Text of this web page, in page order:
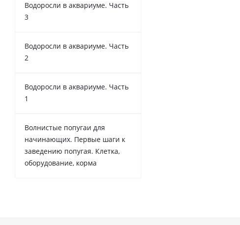
Водоросли в аквариуме. Часть
3
Водоросли в аквариуме. Часть
2
Водоросли в аквариуме. Часть
1
Волнистые попугаи для
начинающих. Первые шаги к
заведению попугая. Клетка,
оборудование, корма